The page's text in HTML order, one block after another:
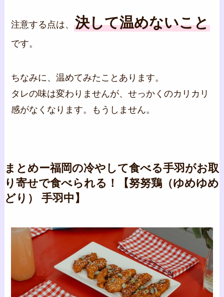
注意する点は、決して温めないこと
です。
ちなみに、温めてみたことあります。
タレの味は変わりませんが、せっかくのカリカリ
感がなくなります。もうしません。
まとめー福岡の冷やして食べる手羽がお取
り寄せで食べられる！【努努鶏（ゆめゆめ
どり） 手羽中】